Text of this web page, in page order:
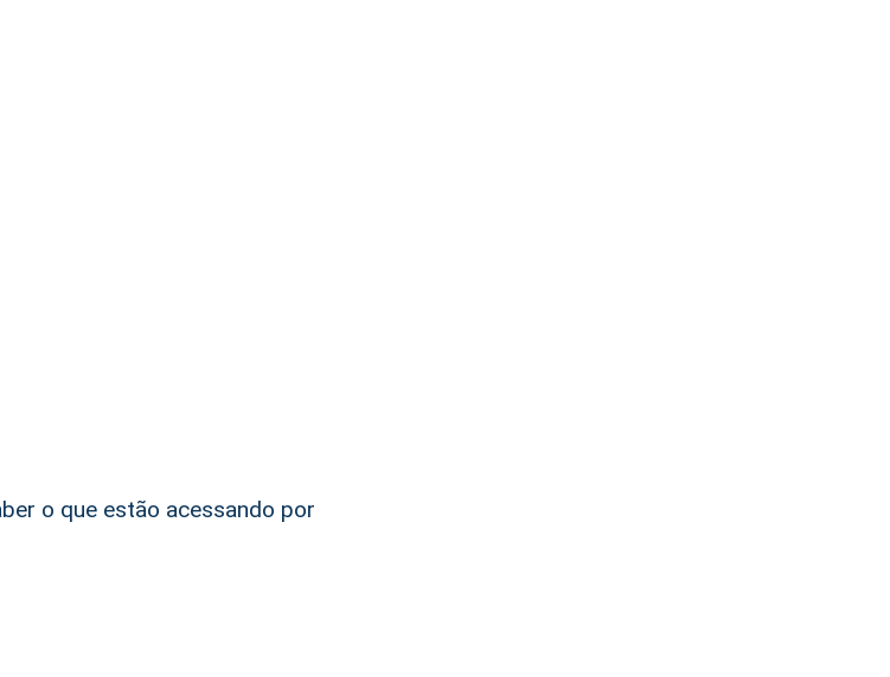
o que estão acessando por